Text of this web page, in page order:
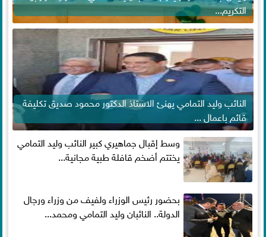
التكريم...
النائب وليد التمامي يهنئ الاستاذ الدكتور محمود صديق تكليفة
قائم باعمال ...
وسط إقبال جماهيري كبير النائب وليد التمامي
يختتم أضخم قافلة طبية مجانية...
بحضور رئيس الوزراء ولفيف من وزراء ورجال
الدولة.. النائبان وليد التمامي ومحمد...